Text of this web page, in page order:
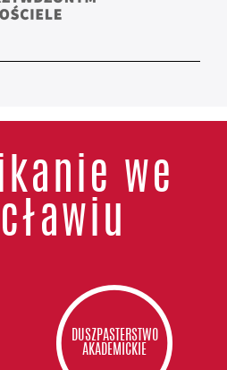
we
DUSZPASTERSTWO
AKADEMICKIE